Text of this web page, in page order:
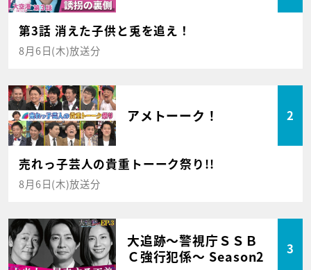
第3話 消えた子供と兎を追え！
8月6日(木)放送分
アメトーーク！ 2
売れっ子芸人の貴重トーーク祭り!!
8月6日(木)放送分
大追跡～警視庁ＳＳＢ
Ｃ強行犯係～ Season2
3